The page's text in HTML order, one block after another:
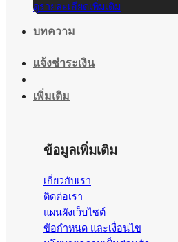
ดูรายละเอียดเพิ่มเติม
บทความ
แจ้งชำระเงิน
เพิ่มเติม
ข้อมูลเพิ่มเติม
เกี่ยวกับเรา
ติดต่อเรา
แผนผังเว็บไซต์
ข้อกำหนด และเงื่อนไข